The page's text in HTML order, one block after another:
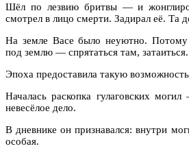
Шёл по лезвию бритвы — и
смотрел в лицо смерти. Задирал её. Та
На земле Васе было неуютно.
под землю — спрятаться там, затаиться.
Эпоха предоставила такую
Началась раскопка гулаговских
невесёлое дело.
В дневнике он признавался: внутри
особая.